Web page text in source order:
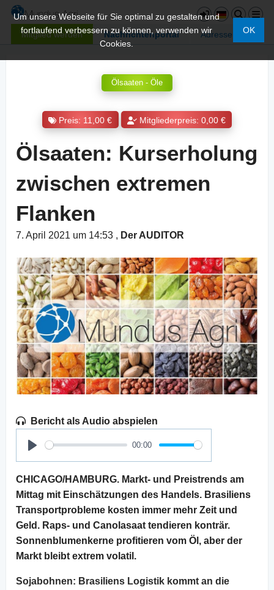
Mitglied werden Nachrichtenportal Adressen
Um unsere Webseite für Sie optimal zu gestalten und
fortlaufend verbessern zu können, verwenden wir
Cookies.
OK
Ölsaaten - Öle
Preis: 11,00 € Mitgliederpreis: 0,00 €
Ölsaaten: Kurserholung
zwischen extremen
Flanken
7. April 2021 um 14:53 , Der AUDITOR
Bericht als Audio abspielen
Play
00:00
CHICAGO/HAMBURG. Markt- und Preistrends am
Mittag mit Einschätzungen des Handels. Brasiliens
Transportprobleme kosten immer mehr Zeit und
Geld. Raps- und Canolasaat tendieren konträr.
Sonnenblumenkerne profitieren vom Öl, aber der
Markt bleibt extrem volatil.
Sojabohnen: Brasiliens Logistik kommt an die